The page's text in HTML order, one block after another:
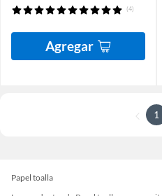
(4)
Agregar
1
Papel toalla